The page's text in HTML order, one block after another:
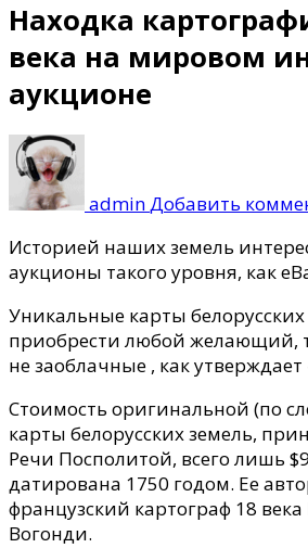
Находка
века на мировом
аукционе
adminДобавить
Историей наших земель
аукционы такого уровня, как
Уникальные карты
приобрести любой желающий,
не заоблачные , как
Стоимость оригинальной (по
карты белорусских земель,
Речи Посполитой, всего лишь
датирована 1750 годом. Ее
французский картограф 18 века
Вогонди.